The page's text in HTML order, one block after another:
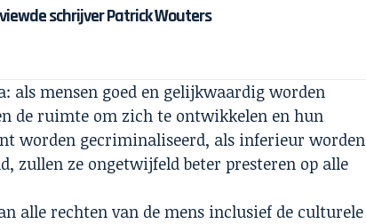
schrijver Patrick Wouters
als mensen goed en gelijkwaardig worden
de ruimte om zich te ontwikkelen en hun
worden gecriminaliseerd, als inferieur worden
zullen ze ongetwijfeld beter presteren op alle
alle rechten van de mens inclusief de culturele